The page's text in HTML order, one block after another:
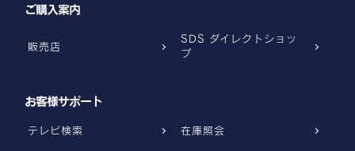
ご購入案内
販売店
SDS ダイレクトショッ
プ
お客様サポート
テレビ検索 在庫照会